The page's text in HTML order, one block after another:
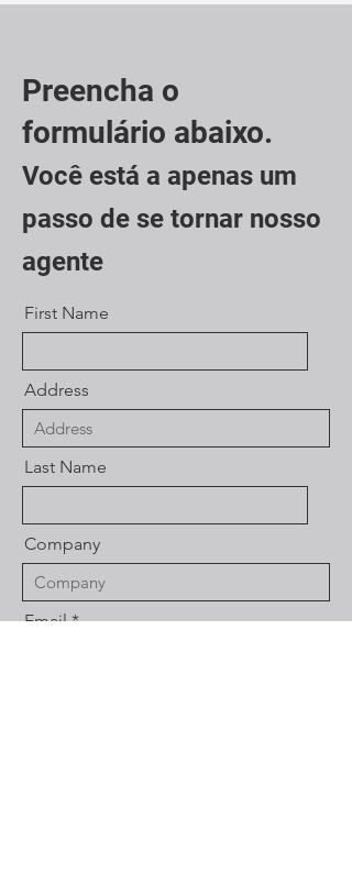
Preencha o
formulário abaixo.
Você está a apenas um
passo de se tornar nosso
agente
First Name
Address
Last Name
Company
Email